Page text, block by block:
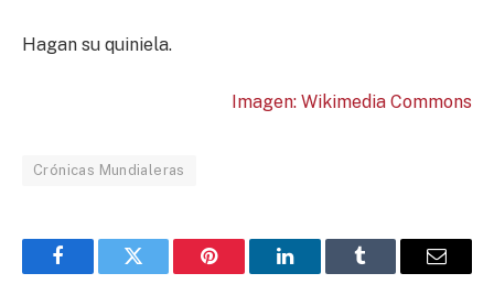
Hagan su quiniela.
Imagen: Wikimedia Commons
Crónicas Mundialeras
FacebookTwitter Pinterest LinkedInTumblr Email